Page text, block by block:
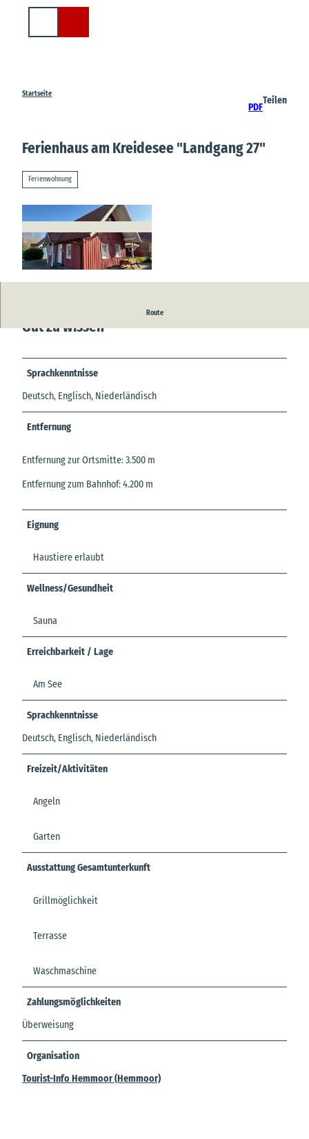
Startseite
PDF
Teilen
Ferienhaus am Kreidesee "Landgang 27"
Ferienwohnung
Route
Gut zu wissen
Sprachkenntnisse
Deutsch, Englisch, Niederländisch
Entfernung
Entfernung zur Ortsmitte: 3.500 m
Entfernung zum Bahnhof: 4.200 m
Eignung
Haustiere erlaubt
Wellness/Gesundheit
Sauna
Erreichbarkeit / Lage
Am See
Sprachkenntnisse
Deutsch, Englisch, Niederländisch
Freizeit/Aktivitäten
Angeln
Garten
Ausstattung Gesamtunterkunft
Grillmöglichkeit
Terrasse
Waschmaschine
Zahlungsmöglichkeiten
Überweisung
Organisation
Tourist-Info Hemmoor (Hemmoor)